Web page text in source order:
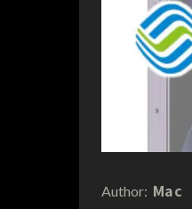
Author: Mac